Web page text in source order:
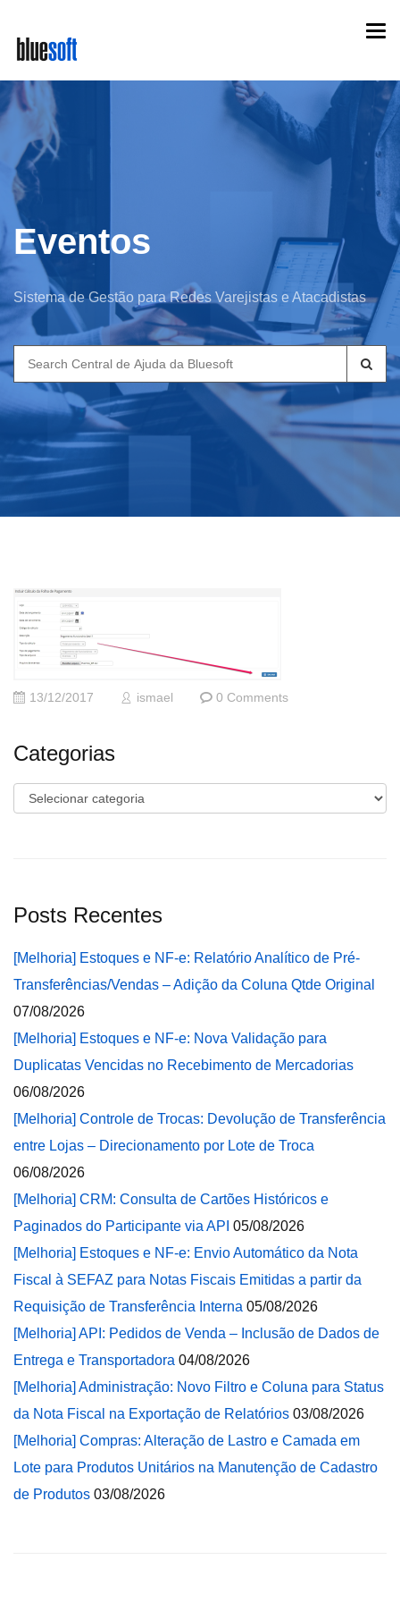
main
content
Eventos
Sistema de Gestão para Redes Varejistas e Atacadistas
Search
for:
13/12/2017 ismael 0 Comments
Categorias
Categorias
Posts Recentes
[Melhoria] Estoques e NF-e: Relatório Analítico de Pré-
Transferências/Vendas – Adição da Coluna Qtde Original
07/08/2026
[Melhoria] Estoques e NF-e: Nova Validação para
Duplicatas Vencidas no Recebimento de Mercadorias
06/08/2026
[Melhoria] Controle de Trocas: Devolução de Transferência
entre Lojas – Direcionamento por Lote de Troca
06/08/2026
[Melhoria] CRM: Consulta de Cartões Históricos e
Paginados do Participante via API 05/08/2026
[Melhoria] Estoques e NF-e: Envio Automático da Nota
Fiscal à SEFAZ para Notas Fiscais Emitidas a partir da
Requisição de Transferência Interna 05/08/2026
[Melhoria] API: Pedidos de Venda – Inclusão de Dados de
Entrega e Transportadora 04/08/2026
[Melhoria] Administração: Novo Filtro e Coluna para Status
da Nota Fiscal na Exportação de Relatórios 03/08/2026
[Melhoria] Compras: Alteração de Lastro e Camada em
Lote para Produtos Unitários na Manutenção de Cadastro
de Produtos 03/08/2026